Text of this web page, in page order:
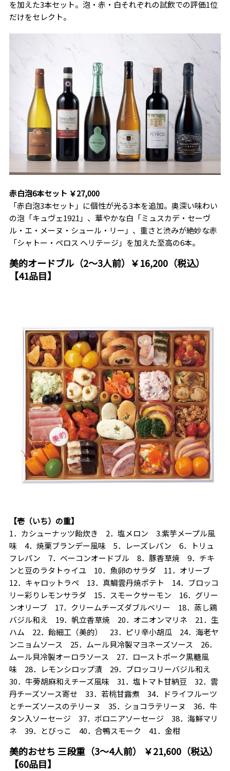
を加えた3本セット。泡・赤・白それぞれの試飲での評価1位
だけをセレクト。
赤白泡6本セット ￥27,000
「赤白泡3本セット」に個性が光る3本を追加。奥深い味わい
の泡「キュヴェ1921」、華やかな白「ミュスカデ・セーヴ
ル・エ・メーヌ・シュール・リー」、重さと渋みが絶妙な赤
「シャトー・ペロス ヘリテージ」を加えた至高の6本。
美的オードブル（2～3人前）￥16,200（税込）
【41品目】
【壱（いち）の重】
1．カシューナッツ飴炊き 2．塩メロン 3.紫芋メープル風
味 4．焼栗ブランデー風味 5．レーズレパン 6．トリュ
フレパン 7．ベーコンオードブル 8．豚香草焼 9．チキ
ンと豆のラタトゥイユ 10．魚卵のサラダ 11．オリーブ
12．キャロットラペ 13．真鯛雲丹焼ポテト 14．ブロッコ
リー彩りレモンサラダ 15．スモークサーモン 16．グリー
ンオリーブ 17．クリームチーズダブルベリー 18．蒸し鶏
バジル和え 19．帆立香草焼 20．オニオンマリネ 21．生
ハム 22．飴細工（美的） 23．ピリ辛小胡瓜 24．海老ヤ
ンニョムソース 25．ムール貝冷製マヨネーズソース 26．
ムール貝冷製オーロラソース 27．ローストポーク黒糖風
味 28．レモンシロップ漬 29．ブロッコリーバジル和え
30．牛蒡胡麻和えチーズ風味 31．塩トマト甘納豆 32．雲
丹チーズソース寄せ 33．若桃甘露煮 34．ドライフルーツ
とチーズソースのテリーヌ 35．ショコラテリーヌ 36．牛
タン入ソーセージ 37．ボロニアソーセージ 38．海鮮マリ
ネ 39．とびっこ 40．合鴨スモーク 41．金柑
美的おせち 三段重（3～4人前） ￥21,600（税込）
【60品目】